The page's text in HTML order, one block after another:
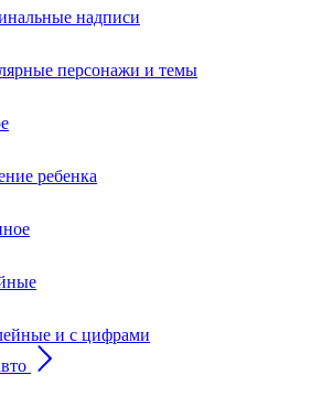
надписи
персонажи и темы
ребенка
и с цифрами